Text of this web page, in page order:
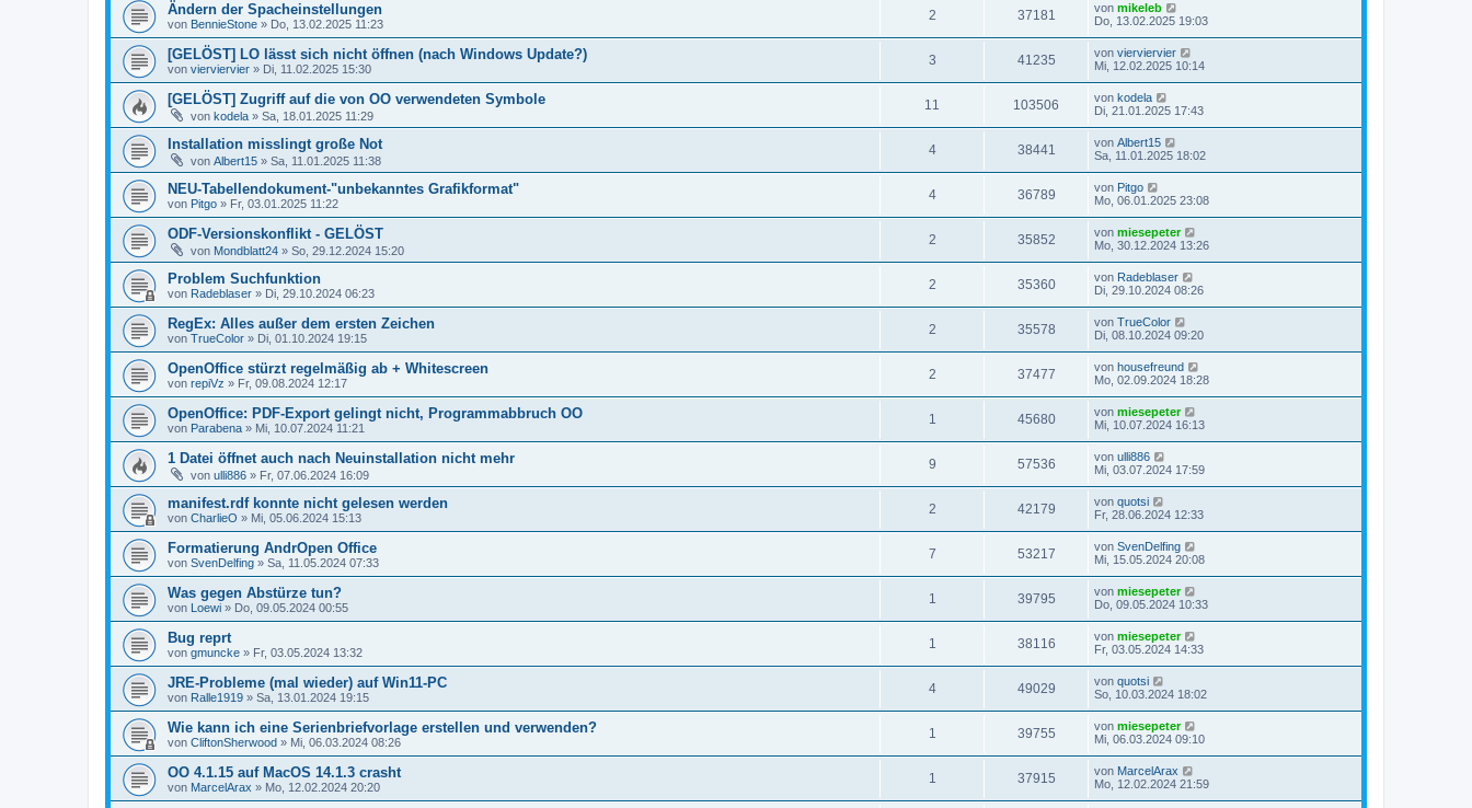
Ändern der Spacheinstellungen
von BennieStone » Do, 13.02.2025 11:23
2 37181 von mikeleb
Do, 13.02.2025 19:03
[GELÖST] LO lässt sich nicht öffnen (nach Windows Update?)
von vierviervier » Di, 11.02.2025 15:30
3 41235 von vierviervier
Mi, 12.02.2025 10:14
[GELÖST] Zugriff auf die von OO verwendeten Symbole
von kodela » Sa, 18.01.2025 11:29
11 103506 von kodela
Di, 21.01.2025 17:43
Installation misslingt große Not
von Albert15 » Sa, 11.01.2025 11:38
4 38441 von Albert15
Sa, 11.01.2025 18:02
NEU-Tabellendokument-"unbekanntes Grafikformat"
von Pitgo » Fr, 03.01.2025 11:22
4 36789 von Pitgo
Mo, 06.01.2025 23:08
ODF-Versionskonflikt - GELÖST
von Mondblatt24 » So, 29.12.2024 15:20
2 35852 von miesepeter
Mo, 30.12.2024 13:26
Problem Suchfunktion
von Radeblaser » Di, 29.10.2024 06:23
2 35360 von Radeblaser
Di, 29.10.2024 08:26
RegEx: Alles außer dem ersten Zeichen
von TrueColor » Di, 01.10.2024 19:15
2 35578 von TrueColor
Di, 08.10.2024 09:20
OpenOffice stürzt regelmäßig ab + Whitescreen
von repiVz » Fr, 09.08.2024 12:17
2 37477 von housefreund
Mo, 02.09.2024 18:28
OpenOffice: PDF-Export gelingt nicht, Programmabbruch OO
von Parabena » Mi, 10.07.2024 11:21
1 45680 von miesepeter
Mi, 10.07.2024 16:13
1 Datei öffnet auch nach Neuinstallation nicht mehr
von ulli886 » Fr, 07.06.2024 16:09
9 57536 von ulli886
Mi, 03.07.2024 17:59
manifest.rdf konnte nicht gelesen werden
von CharlieO » Mi, 05.06.2024 15:13
2 42179 von quotsi
Fr, 28.06.2024 12:33
Formatierung AndrOpen Office
von SvenDelfing » Sa, 11.05.2024 07:33
7 53217 von SvenDelfing
Mi, 15.05.2024 20:08
Was gegen Abstürze tun?
von Loewi » Do, 09.05.2024 00:55
1 39795 von miesepeter
Do, 09.05.2024 10:33
Bug reprt
von gmuncke » Fr, 03.05.2024 13:32
1 38116 von miesepeter
Fr, 03.05.2024 14:33
JRE-Probleme (mal wieder) auf Win11-PC
von Ralle1919 » Sa, 13.01.2024 19:15
4 49029 von quotsi
So, 10.03.2024 18:02
Wie kann ich eine Serienbriefvorlage erstellen und verwenden?
von CliftonSherwood » Mi, 06.03.2024 08:26
1 39755 von miesepeter
Mi, 06.03.2024 09:10
OO 4.1.15 auf MacOS 14.1.3 crasht
von MarcelArax » Mo, 12.02.2024 20:20
1 37915 von MarcelArax
Mo, 12.02.2024 21:59